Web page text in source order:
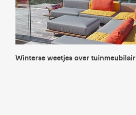
Winterse weetjes over tuinmeubilair